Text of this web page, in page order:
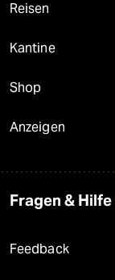
Reisen
Kantine
Shop
Anzeigen
Fragen & Hilfe
Feedback